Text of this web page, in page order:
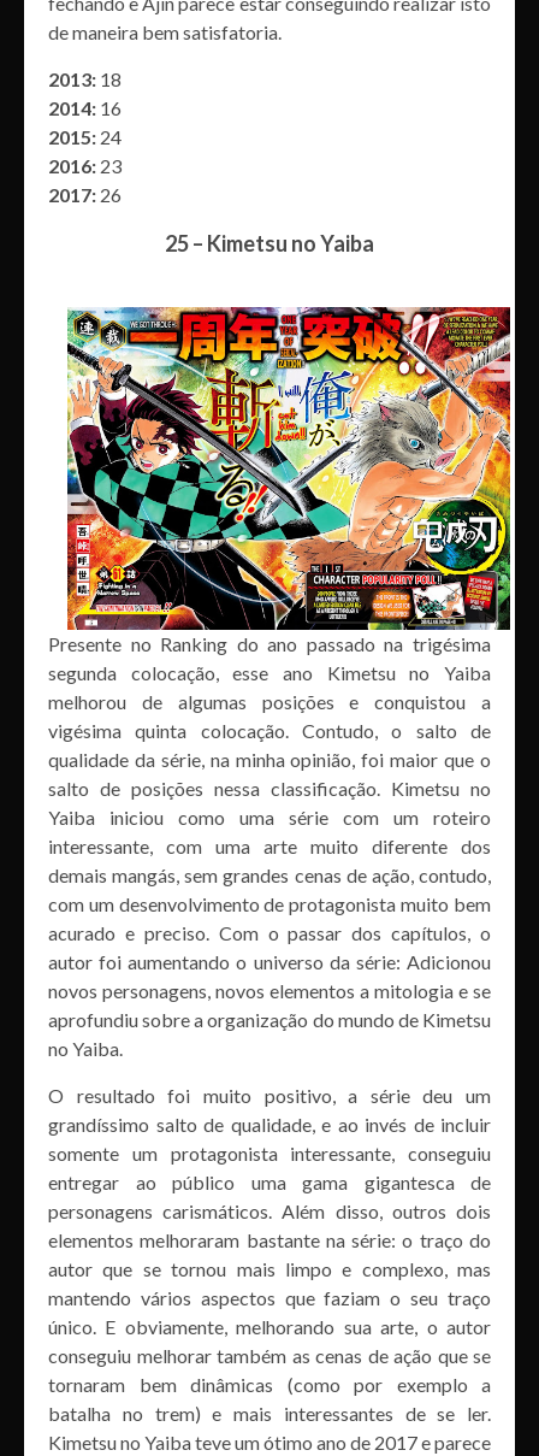
de maneira bem satisfatoria.
2013: 18
2014: 16
2015: 24
2016: 23
2017: 26
25 – Kimetsu no Yaiba
Presente no Ranking do ano passado na trigésima
segunda colocação, esse ano Kimetsu no Yaiba
melhorou de algumas posições e conquistou a
vigésima quinta colocação. Contudo, o salto de
qualidade da série, na minha opinião, foi maior que o
salto de posições nessa classificação. Kimetsu no
Yaiba iniciou como uma série com um roteiro
interessante, com uma arte muito diferente dos
demais mangás, sem grandes cenas de ação, contudo,
com um desenvolvimento de protagonista muito bem
acurado e preciso. Com o passar dos capítulos, o
autor foi aumentando o universo da série: Adicionou
novos personagens, novos elementos a mitologia e se
aprofundiu sobre a organização do mundo de Kimetsu
no Yaiba.
O resultado foi muito positivo, a série deu um
grandíssimo salto de qualidade, e ao invés de incluir
somente um protagonista interessante, conseguiu
entregar ao público uma gama gigantesca de
personagens carismáticos. Além disso, outros dois
elementos melhoraram bastante na série: o traço do
autor que se tornou mais limpo e complexo, mas
mantendo vários aspectos que faziam o seu traço
único. E obviamente, melhorando sua arte, o autor
conseguiu melhorar também as cenas de ação que se
tornaram bem dinâmicas (como por exemplo a
batalha no trem) e mais interessantes de se ler.
Kimetsu no Yaiba teve um ótimo ano de 2017 e parece